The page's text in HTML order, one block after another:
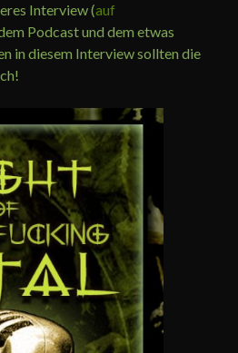
Interview (auf
Podcast und dem etwas
in diesem Interview sollten die